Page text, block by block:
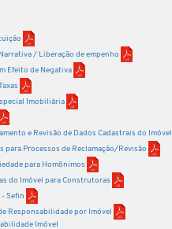
/ Liberação de empenho
Efeito de Negativa
Imobiliária
e Revisão de Dados Cadastrais do Imóvel
para Processos de Reclamação/Revisão
para Homônimos
do Imóvel para Construtoras
- Sefin
Responsabilidade por Imóvel
Imóvel